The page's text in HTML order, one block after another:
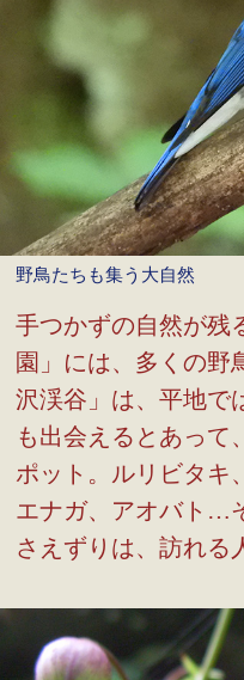
野鳥たちも集う大自然
手つかずの自然が残
園」には、多くの野
沢渓谷」は、平地で
も出会えるとあって
ポット。ルリビタキ
エナガ、アオバト…
さえずりは、訪れる